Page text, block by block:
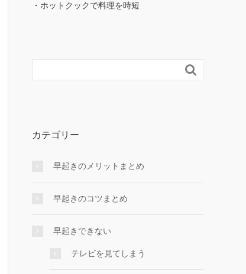
・ホットクックで料理を時短

カテゴリー
早起きのメリットまとめ
早起きのコツまとめ
早起きできない
テレビを見てしまう